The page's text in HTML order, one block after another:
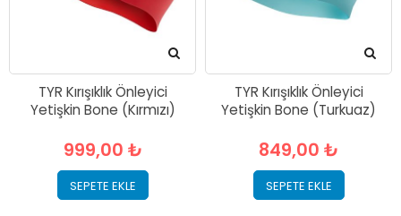
TYR Kırışıklık Önleyici
Yetişkin Bone (Kırmızı)
999,00 ₺
SEPETE EKLE
TYR Kırışıklık Önleyici
Yetişkin Bone (Turkuaz)
849,00 ₺
SEPETE EKLE